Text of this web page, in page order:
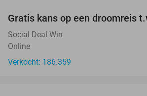
Gratis kans op een droomreis
Social Deal Win
Online
Verkocht: 186.359